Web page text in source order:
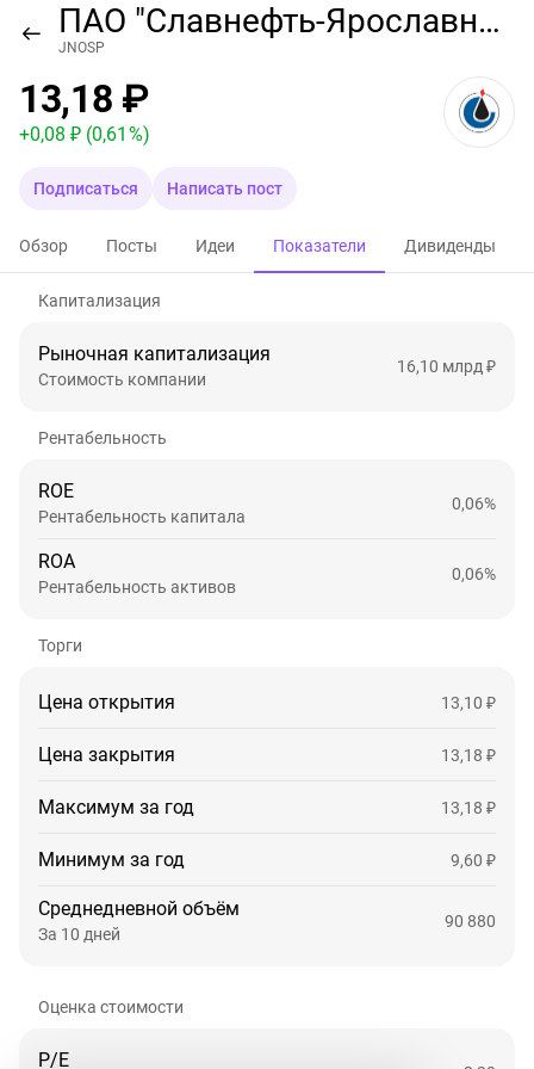
ПАО "Славнефть-Ярославнефтеоргсинтез"
JNOSP
13,18 ₽
+0,08 ₽ (0,61 %)
Подписаться Написать пост
Обзор Посты Идеи Показатели Дивиденды
Капитализация
Рыночная капитализация
Стоимость компании
16,10 млрд ₽
Рентабельность
ROE
Рентабельность капитала
0,06%
ROA
Рентабельность активов
0,06%
Торги
Цена открытия 13,10 ₽
Цена закрытия 13,18 ₽
Максимум за год 13,18 ₽
Минимум за год 9,60 ₽
Среднедневной объём
За 10 дней
90 880
Оценка стоимости
P/E